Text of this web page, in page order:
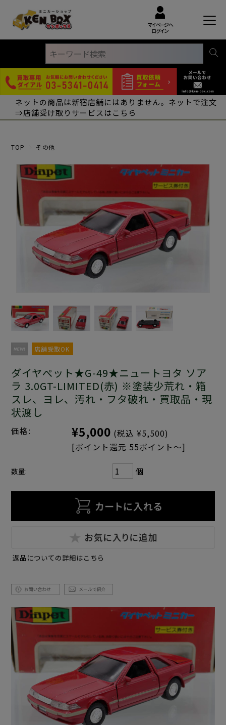
マイページへ
ログイン
ネットの商品は新宿店舗にはありません。ネットで注文
⇒店舗受け取りサービスはこちら
TOP その他
店舗受取OK
ダイヤぺット★G-49★ニュートヨタ ソア
ラ 3.0GT-LIMITED(赤) ※塗装少荒れ・箱
スレ、ヨレ、汚れ・フタ破れ・買取品・現
状渡し
価格: ¥5,000 (税込 ¥5,500)
[ポイント還元 55ポイント～]
数量: 個
返品についての詳細はこちら